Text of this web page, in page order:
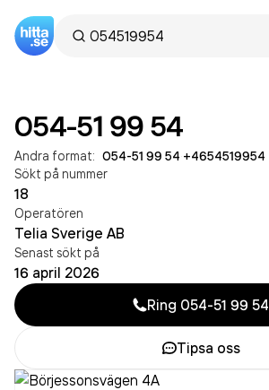
054-51 99 54
Andra format: 054-51 99 54 +4654519954
Sökt på nummer
18
Operatören
Telia Sverige AB
Senast sökt på
16 april 2026
Ring 054-51 99 54
Tipsa oss